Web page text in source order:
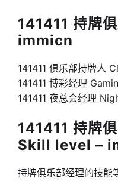
141411 持牌
immicn
141411 俱乐部持牌人
141411 博彩经理
141411 夜总会经理
141411 持牌
Skill level –
持牌俱乐部经理的技能